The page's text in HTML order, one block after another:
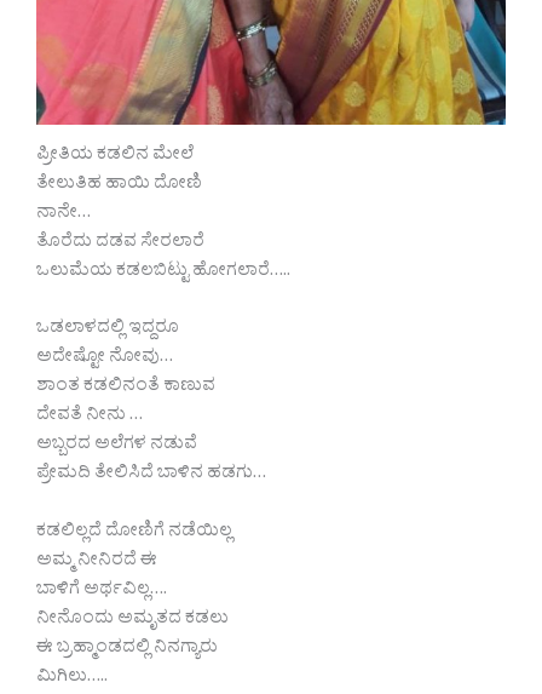
ಪ್ರೀತಿಯ ಕಡಲಿನ ಮೇಲೆ
ತೇಲುತಿಹ ಹಾಯಿ ದೋಣಿ
ನಾನೇ…
ತೊರೆದು ದಡವ ಸೇರಲಾರೆ
ಒಲುಮೆಯ ಕಡಲಬಿಟ್ಟು ಹೋಗಲಾರೆ…..
ಒಡಲಾಳದಲ್ಲಿ ಇದ್ದರೂ
ಅದೇಷ್ಟೋ ನೋವು…
ಶಾಂತ ಕಡಲಿನಂತೆ ಕಾಣುವ
ದೇವತೆ ನೀನು …
ಅಬ್ಬರದ ಅಲೆಗಳ ನಡುವೆ
ಪ್ರೇಮದಿ ತೇಲಿಸಿದೆ ಬಾಳಿನ ಹಡಗು…
ಕಡಲಿಲ್ಲದೆ ದೋಣಿಗೆ ನಡೆಯಿಲ್ಲ
ಅಮ್ಮ ನೀನಿರದೆ ಈ
ಬಾಳಿಗೆ ಅರ್ಥವಿಲ್ಲ….
ನೀನೊಂದು ಅಮೃತದ ಕಡಲು
ಈ ಬ್ರಹ್ಮಾಂಡದಲ್ಲಿ ನಿನಗ್ಯಾರು
ಮಿಗಿಲು…..